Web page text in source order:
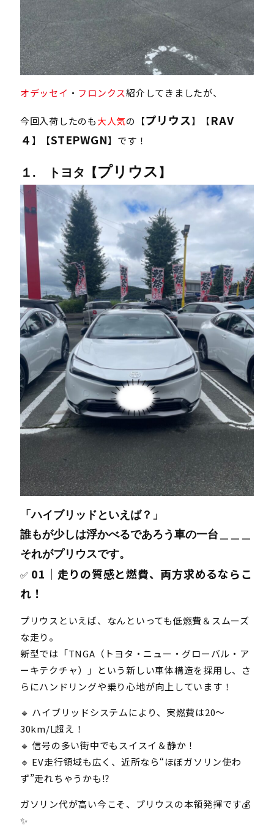
オデッセイ ・ フロンクス紹介してきましたが、
今回入荷したのも大人気の【プリウス】【RAV
４】【STEPWGN】です！
１. トヨタ【プリウス 】
「ハイブリッドといえば？」
誰もが少しは浮かべるであろう車の一台＿＿＿
それがプリウスです。
✅ 01｜走りの質感と燃費、両方求めるならこ
れ！
プリウスといえば、なんといっても低燃費＆スムーズ
な走り。
新型では「TNGA（トヨタ・ニュー・グローバル・ア
ーキテクチャ）」という新しい車体構造を採用し、さ
らにハンドリングや乗り心地が向上しています！
🔹 ハイブリッドシステムにより、実燃費は20〜
30km/L超え！
🔹 信号の多い街中でもスイスイ＆静か！
🔹 EV走行領域も広く、近所なら“ほぼガソリン使わ
ず”走れちゃうかも⁉️
ガソリン代が高い今こそ、プリウスの本領発揮です💰
✨